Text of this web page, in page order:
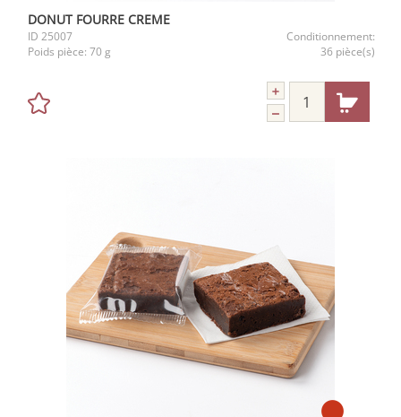
DONUT FOURRE CREME
ID 25007
Conditionnement:
Poids pièce: 70 g 36 pièce(s)